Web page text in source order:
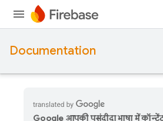
Documentation
Google आपकी पसंदीदा भाषा में